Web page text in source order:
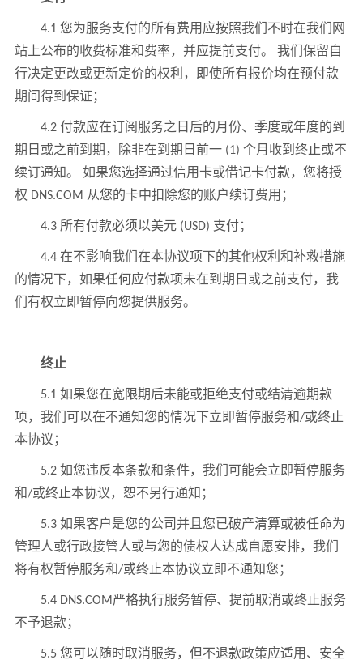
4.1 您为服务支付的所有费用应按照我们不时在我们网
站上公布的收费标准和费率，并应提前支付。 我们保留自
行决定更改或更新定价的权利，即使所有报价均在预付款
期间得到保证；
4.2 付款应在订阅服务之日后的月份、季度或年度的到
期日或之前到期，除非在到期日前一 (1) 个月收到终止或不
续订通知。 如果您选择通过信用卡或借记卡付款，您将授
权 DNS.COM 从您的卡中扣除您的账户续订费用；
4.3 所有付款必须以美元 (USD) 支付；
4.4 在不影响我们在本协议项下的其他权利和补救措施
的情况下，如果任何应付款项未在到期日或之前支付，我
们有权立即暂停向您提供服务。
终止
5.1 如果您在宽限期后未能或拒绝支付或结清逾期款
项，我们可以在不通知您的情况下立即暂停服务和/或终止
本协议；
5.2 如您违反本条款和条件，我们可能会立即暂停服务
和/或终止本协议，恕不另行通知；
5.3 如果客户是您的公司并且您已破产清算或被任命为
管理人或行政接管人或与您的债权人达成自愿安排，我们
将有权暂停服务和/或终止本协议立即不通知您；
5.4 DNS.COM严格执行服务暂停、提前取消或终止服务
不予退款；
5.5 您可以随时取消服务，但不退款政策应适用、安全